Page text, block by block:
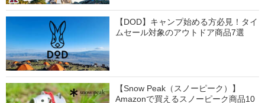
【DOD】キャンプ始める方必見！タイ
ムセール対象のアウトドア商品7選
【Snow Peak（スノーピーク）】
Amazonで買えるスノーピーク商品10